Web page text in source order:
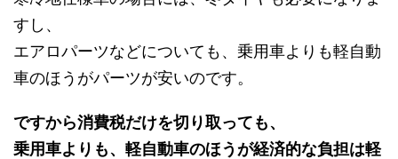
すし、
エアロパーツなどについても、乗用車よりも軽自動
車のほうがパーツが安いのです。
ですから消費税だけを切り取っても、
乗用車よりも、軽自動車のほうが経済的な負担は軽